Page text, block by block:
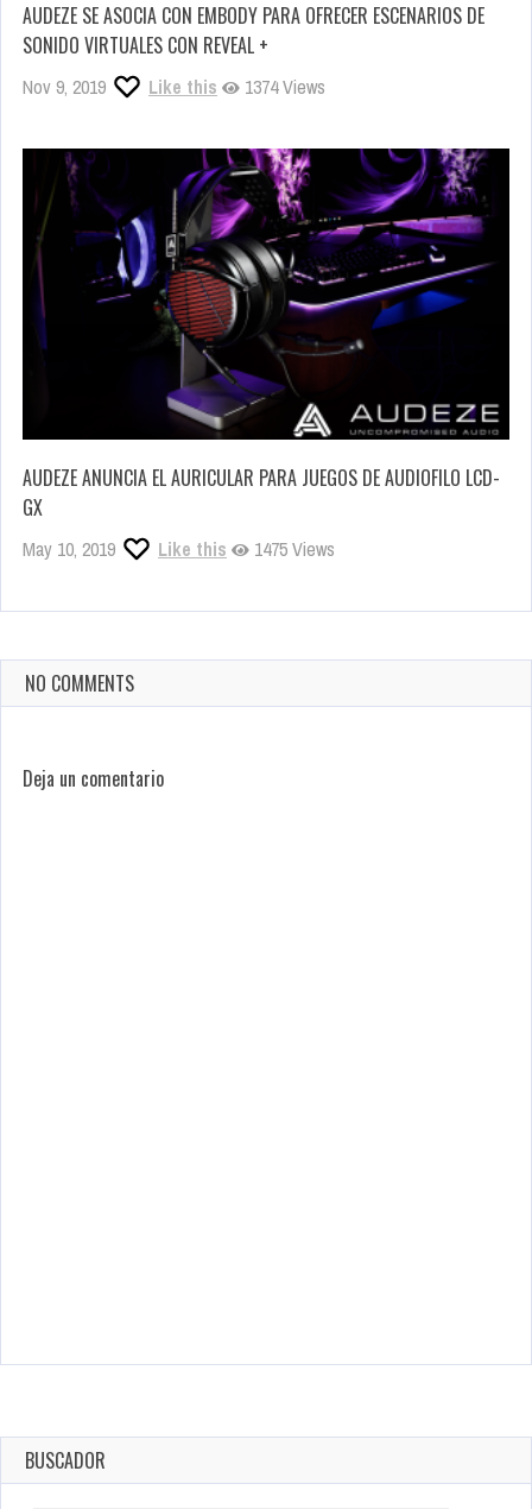
AUDEZE SE ASOCIA CON EMBODY PARA OFRECER ESCENARIOS DE
SONIDO VIRTUALES CON REVEAL +
Nov 9, 2019 Like this 1374 Views
AUDEZE ANUNCIA EL AURICULAR PARA JUEGOS DE AUDIOFILO LCD-
GX
May 10, 2019 Like this 1475 Views
NO COMMENTS
Deja un comentario
BUSCADOR